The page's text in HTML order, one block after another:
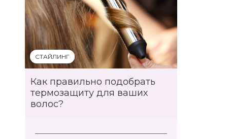
СТАЙЛИНГ
Как правильно подобрать
термозащиту для ваших
волос?